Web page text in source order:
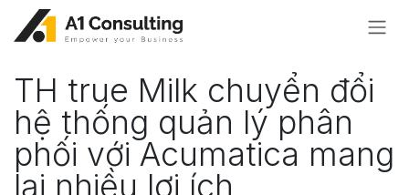
Bỏ qua để đến Nội dung
TH true Milk chuyển đổi
hệ thống quản lý phân
phối với Acumatica mang
lại nhiều lợi ích